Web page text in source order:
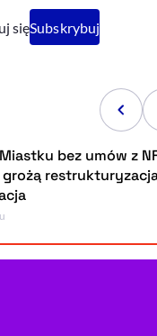
sięSubskrybuj
bez umów z NFZ.